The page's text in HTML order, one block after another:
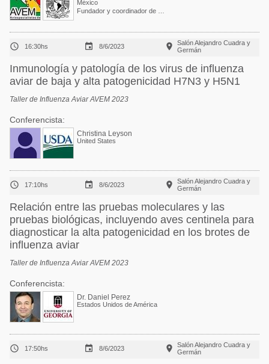
México
 16:30hs  8/6/2023 
Salón Alejandro Cuadra y
Germán
Inmunología y patología de los virus de influenza
aviar de baja y alta patogenicidad H7N3 y H5N1
Taller de Influenza Aviar AVEM 2023
Conferencista:
Christina Leyson
United States
 17:10hs  8/6/2023 
Salón Alejandro Cuadra y
Germán
Relación entre las pruebas moleculares y las
pruebas biológicas, incluyendo aves centinela para
diagnosticar la alta patogenicidad en los brotes de
influenza aviar
Taller de Influenza Aviar AVEM 2023
Conferencista:
Dr. Daniel Perez
Estados Unidos de América
 17:50hs  8/6/2023 
Salón Alejandro Cuadra y
Germán